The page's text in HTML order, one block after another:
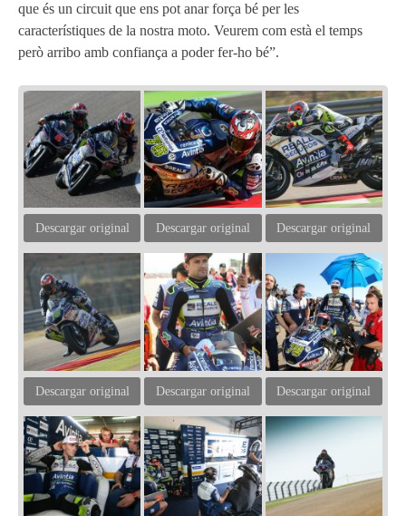
que és un circuit que ens pot anar força bé per les
característiques de la nostra moto. Veurem com està el temps
però arribo amb confiança a poder fer-ho bé”.
Descargar original Descargar original Descargar original
Descargar original Descargar original Descargar original